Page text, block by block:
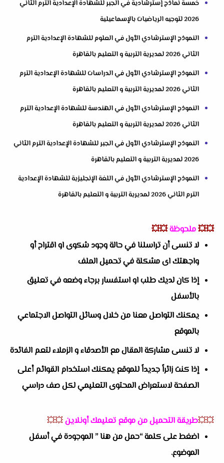
خمسة نماذج إسترشادية في الجبر للشهادة الإعدادية الترم الثاني
2026 لتوجيه الرياضيات بالإسماعيلية
النموذج الإسترشادي الأول في العلوم للشهادة الإعدادية الترم
الثاني 2026 لمديرية التربية و التعليم بالقاهرة
النموذج الإسترشادي الأول في الدراسات للشهادة الإعدادية الترم
الثاني 2026 لمديرية التربية و التعليم بالقاهرة
النموذج الإسترشادي الأول في الهندسة للشهادة الإعدادية الترم
الثاني 2026 لمديرية التربية و التعليم بالقاهرة
النموذج الإسترشادي الأول في الجبر للشهادة الإعدادية الترم الثاني
2026 لمديرية التربية و التعليم بالقاهرة
النموذج الإسترشادي الأول في اللغة الإنجليزية للشهادة الإعدادية
الترم الثاني 2026 لمديرية التربية و التعليم بالقاهرة
💥💥ملحوظة💥💥
لا تنسى أن تراسلنا في حالة وجود شكوى او اقتراح أو
واجهتك اى مشكلة في تحميل الملف
إذا كان لديك طلب او استفسار برجاء وضعه في تعليق
بالأسفل
يمكنك التواصل معنا من خلال وسائل التواصل الاجتماعي
بالموقع
لا تنسى مشاركة المقال مع الأصدقاء و الزملاء لتعم الفائدة
إذا كنت زائراً جديداً للموقع يمكنك استخدام القوائم أعلى
الصفحة لاستعراض المحتوى التعليمي لكل صف دراسي
💥💥طريقة التحميل من موقع تعليمك أونلاين💥💥
اضغط على كلمة “حمل من هنا ” الموجودة في أسفل
الموضوع.